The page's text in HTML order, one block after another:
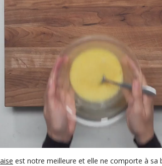
est notre meilleure et elle ne comporte à sa